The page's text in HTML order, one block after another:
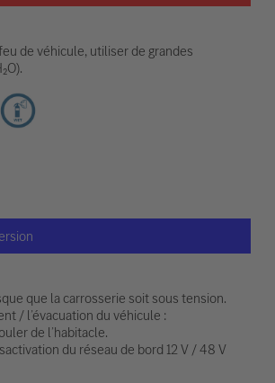
de véhicule, utiliser de grandes
que la carrosserie soit sous tension.
/ l’évacuation du véhicule :
de l’habitacle.
du réseau de bord 12 V / 48 V